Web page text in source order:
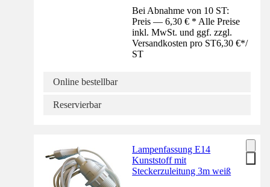
Bei Abnahme von 10 ST:
Preis — 6,30 € * Alle Preise
inkl. MwSt. und ggf. zzgl.
Versandkosten pro ST6,30 €*/
ST
Online bestellbar
Reservierbar
Lampenfassung E14
Kunststoff mit
Steckerzuleitung 3m weiß